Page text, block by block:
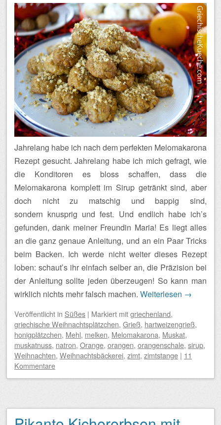
Jahrelang habe ich nach dem perfekten Melomakarona
Rezept gesucht. Jahrelang habe ich mich gefragt, wie
die Konditoren es bloss schaffen, dass die
Melomakarona komplett im Sirup getränkt sind, aber
doch nicht zu matschig und bappig sind,
sondern knusprig und fest. Und endlich habe ich’s
gefunden, dank meiner Freundin Maria! Es liegt alles
an die ganz genaue Anleitung, und an ein Paar Tricks
beim Backen. Ich werde nicht weiter dieses Rezept
loben: schaut’s ihr einfach selber an, die Präzision bei
der Anleitung sollte jeden überzeugen! So kann man
wirklich nichts mehr falsch machen. Weiterlesen →
Veröffentlicht in Süßes | Markiert mitgriechenland,
griechische Weihnachtsplätzchen, Grieß, hartweizengrieß,
honigplätzchen, Mehl, melken, Melomakarona, Muskat,
muskatnuss, natron, Orange, orangen, orangenschale, sirup,
Weihnachten, Weihnachtsbäckerei, zimt, zimtstange | 11
Kommentare